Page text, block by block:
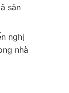
sản
nghị
nhà